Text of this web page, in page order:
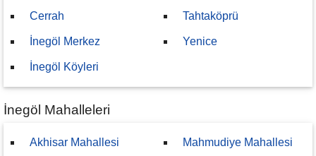
Cerrah
İnegöl Merkez
İnegöl Köyleri
Tahtaköprü
Yenice
İnegöl Mahalleleri
Akhisar Mahallesi Mahmudiye Mahallesi